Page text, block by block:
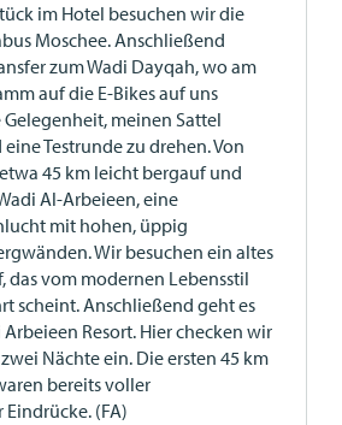
im Hotel besuchen wir die
Moschee. Anschließend
zum Wadi Dayqah, wo am
auf die E-Bikes auf uns
meinen Sattel
Testrunde zu drehen. Von
45 km leicht bergauf und
Al-Arbeieen, eine
mit hohen, üppig
Wir besuchen ein altes
das vom modernen Lebensstil
scheint. Anschließend geht es
Resort. Hier checken wir
Nächte ein. Die ersten 45 km
bereits voller
(FA)